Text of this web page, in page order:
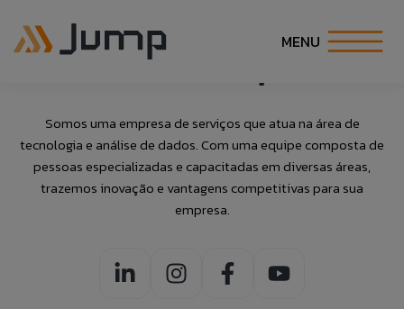
MENU
SOBRE NÓS
ESPECIALIDADES
Somos uma empresa de serviços que atua na área de
tecnologia e análise de dados. Com uma equipe composta de
pessoas especializadas e capacitadas em diversas áreas,
trazemos inovação e vantagens competitivas para sua
empresa.
Fale Conosco
Caso queira realizar alguma reclamação de
botão ao lado:
ACESSAR FORMULÁRIO ANÔNIMO.
Talk to Us
ACCESS ANONYMOUS FORM.
Banco de
Currículos
adicionar suas informações ao nosso banco